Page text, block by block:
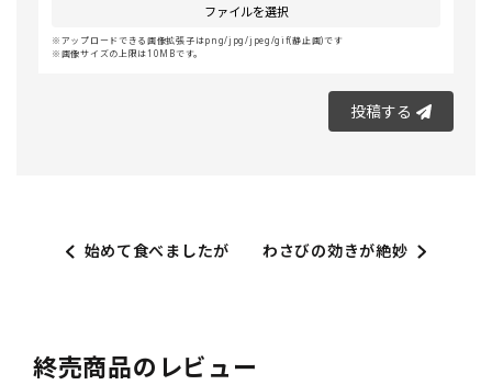
ファイルを選択
アップロードできる画像拡張子はpng/jpg/jpeg/gif(静止画)です
画像サイズの上限は10MBです。
投稿する
始めて食べましたが わさびの効きが絶妙
終売商品のレビュー